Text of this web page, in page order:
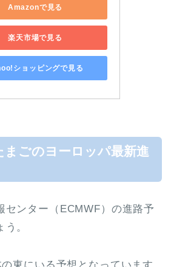
Amazonで見る
楽天市場で見る
ショッピングで見る
まごのヨーロッパ最新進
センター（ECMWF）の進路予
。